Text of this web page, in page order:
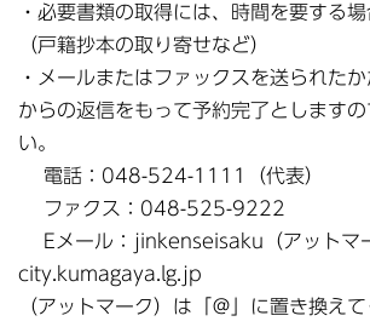
・必要書類の取得には、時間を要する場
（戸籍抄本の取り寄せなど）
・メールまたはファックスを送られた
からの返信をもって予約完了とします
い。
電話：048-524-1111（代表）
ファクス：048-525-9222
Eメール：jinkenseisaku（アットマ
city.kumagaya.lg.jp
（アットマーク）は「＠」に置き換えて